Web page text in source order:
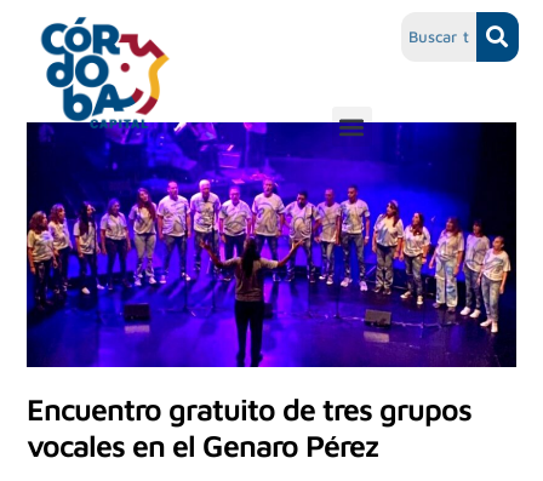
Encuentro gratuito de tres grupos
vocales en el Genaro Pérez